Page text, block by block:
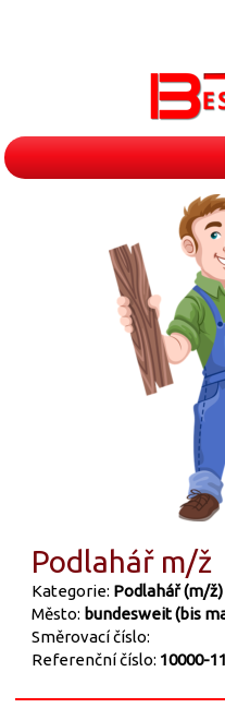
Podlahář m/ž
Kategorie: Podlahář (m/
Město: bundesweit (bis
Směrovací číslo:
Referenční číslo: 10000-